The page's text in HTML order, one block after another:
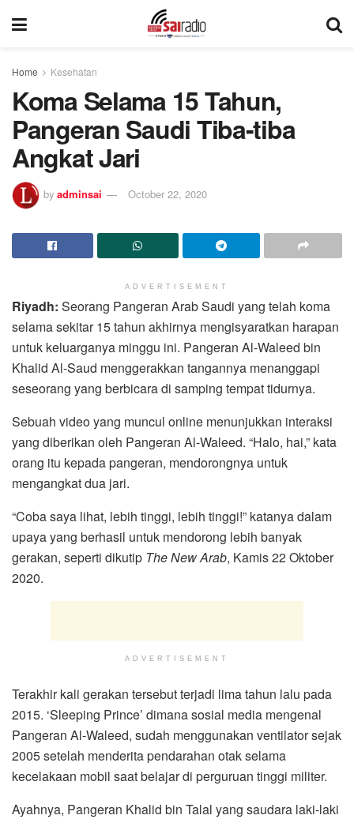
Home Kesehatan
Koma Selama 15 Tahun,
Pangeran Saudi Tiba-tiba
Angkat Jari
by adminsai October 22, 2020
ADVERTISEMENT
Riyadh: Seorang Pangeran Arab Saudi yang telah koma
selama sekitar 15 tahun akhirnya mengisyaratkan harapan
untuk keluarganya minggu ini. Pangeran Al-Waleed bin
Khalid Al-Saud menggerakkan tangannya menanggapi
seseorang yang berbicara di samping tempat tidurnya.
Sebuah video yang muncul online menunjukkan interaksi
yang diberikan oleh Pangeran Al-Waleed. “Halo, hai,” kata
orang itu kepada pangeran, mendorongnya untuk
mengangkat dua jari.
“Coba saya lihat, lebih tinggi, lebih tinggi!” katanya dalam
upaya yang berhasil untuk mendorong lebih banyak
gerakan, seperti dikutip The New Arab, Kamis 22 Oktober
2020.
ADVERTISEMENT
Terakhir kali gerakan tersebut terjadi lima tahun lalu pada
2015. ‘Sleeping Prince’ dimana sosial media mengenal
Pangeran Al-Waleed, sudah menggunakan ventilator sejak
2005 setelah menderita pendarahan otak selama
kecelakaan mobil saat belajar di perguruan tinggi militer.
Ayahnya, Pangeran Khalid bin Talal yang saudara laki-laki